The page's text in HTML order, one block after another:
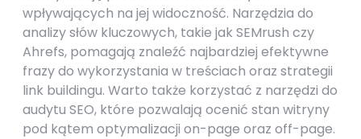
wpływających na jej widoczność. Narzędzia do
analizy słów kluczowych, takie jak SEMrush czy
Ahrefs, pomagają znaleźć najbardziej efektywne
frazy do wykorzystania w treściach oraz strategii
link buildingu. Warto także korzystać z narzędzi do
audytu SEO, które pozwalają ocenić stan witryny
pod kątem optymalizacji on-page oraz off-page.